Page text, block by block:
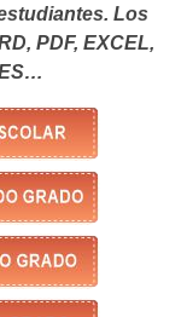
Los
PDF, EXCEL,